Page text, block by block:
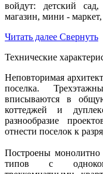
войдут: детский
магазин, мини -
Читать далее Свернуть
Технические
Неповторимая
поселка.
вписываются в
коттеджей и
разнообразие
отнести поселок к
Построены
типов с